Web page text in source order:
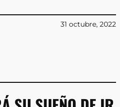
31 octubre, 2022